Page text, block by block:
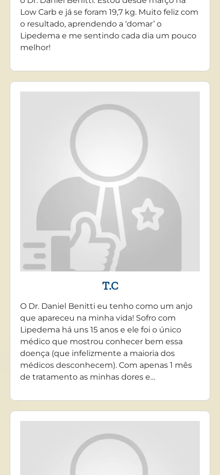
Low Carb e já se foram 19,7 kg. Muito feliz com
o resultado, aprendendo a ‘domar’ o
Lipedema e me sentindo cada dia um pouco
melhor!
T.C
O Dr. Daniel Benitti eu tenho como um anjo
que apareceu na minha vida! Sofro com
Lipedema há uns 15 anos e ele foi o único
médico que mostrou conhecer bem essa
doença (que infelizmente a maioria dos
médicos desconhecem). Com apenas 1 mês
de tratamento as minhas dores e…